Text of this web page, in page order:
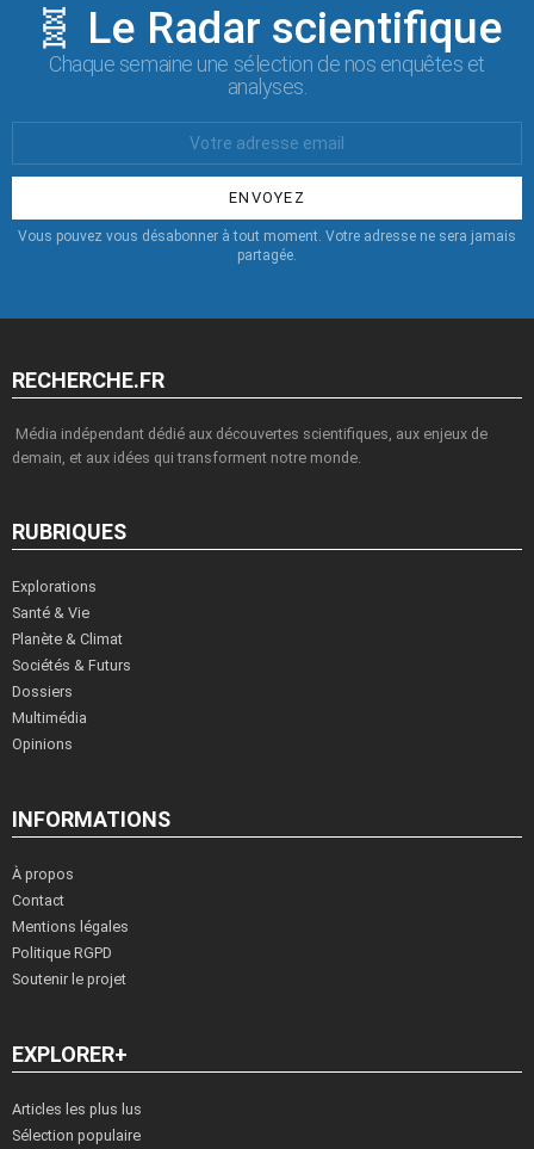
🧬 Le Radar scientifique
Chaque semaine une sélection de nos enquêtes et
analyses.
:
Vous pouvez vous désabonner à tout moment. Votre adresse ne sera jamais
partagée.
RECHERCHE.FR
Média indépendant dédié aux découvertes scientifiques, aux enjeux de
demain, et aux idées qui transforment notre monde.
RUBRIQUES
Explorations
Santé & Vie
Planète & Climat
Sociétés & Futurs
Dossiers
Multimédia
Opinions
INFORMATIONS
À propos
Contact
Mentions légales
Politique RGPD
Soutenir le projet
EXPLORER+
Articles les plus lus
Sélection populaire